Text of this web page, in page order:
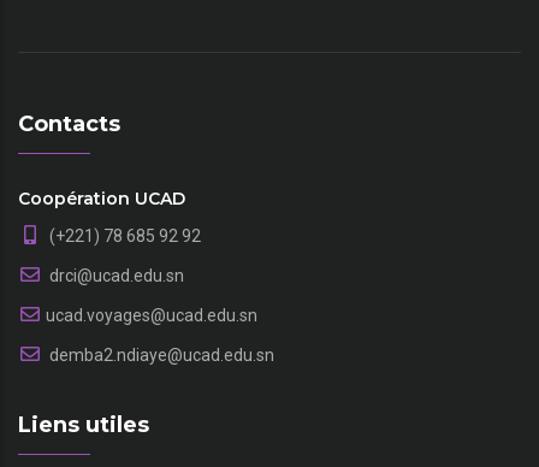
Contacts
Coopération UCAD
(+221) 78 685 92 92
drci@ucad.edu.sn
ucad.voyages@ucad.edu.sn
demba2.ndiaye@ucad.edu.sn
Liens utiles